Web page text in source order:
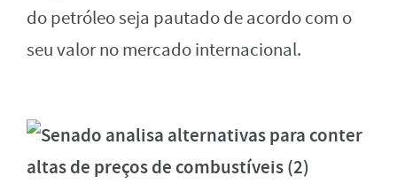
do petróleo seja pautado de acordo com o
seu valor no mercado internacional.